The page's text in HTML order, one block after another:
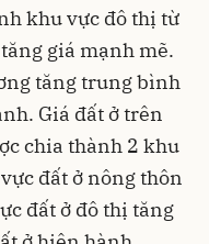
khu vực đô thị từ
giá mạnh mẽ.
tăng trung bình
Giá đất ở trên
chia thành 2 khu
đất ở nông thôn
đất ở đô thị tăng